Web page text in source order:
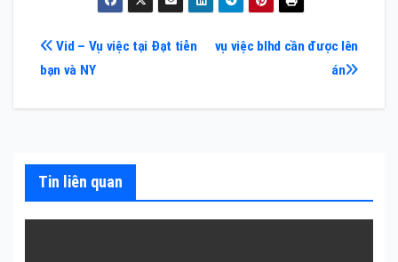
Điều
hướng
viết
vụ việc blhd cần được lên
án
Vid – Vụ việc tại Đạt tiễn
bạn và NY
Tin liên quan